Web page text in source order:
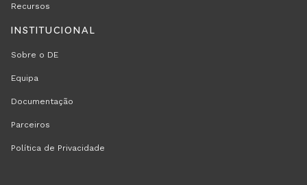
Recursos
INSTITUCIONAL
Sobre o DE
Equipa
Documentação
Parceiros
Política de Privacidade